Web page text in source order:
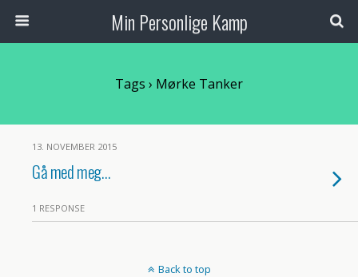
Min Personlige Kamp
Tags › Mørke Tanker
13. NOVEMBER 2015
Gå med meg…
1 RESPONSE
Back to top